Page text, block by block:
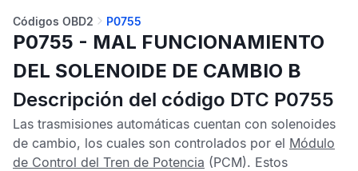
Códigos OBD2 P0755
P0755 - MAL FUNCIONAMIENTO
DEL SOLENOIDE DE CAMBIO B
Descripción del código DTC P0755
Las trasmisiones automáticas cuentan con solenoides
de cambio, los cuales son controlados por el Módulo
de Control del Tren de Potencia (PCM). Estos